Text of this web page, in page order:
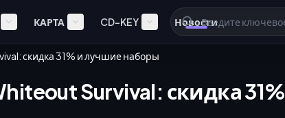
КАРТА CD-KEY Новости
скидка 31% и лучшие наборы
Survival: скидка 31%